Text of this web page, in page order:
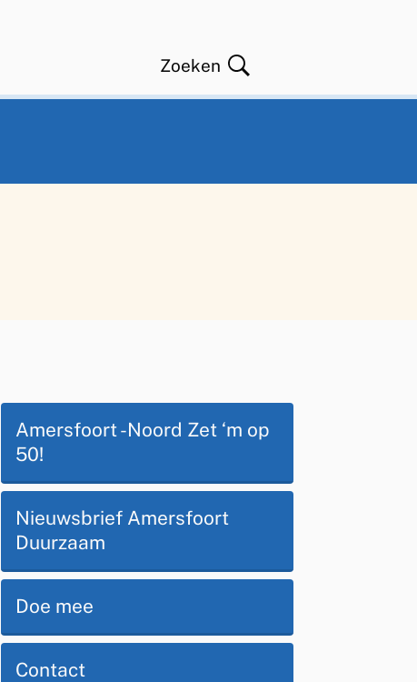
op
Open
Zoeken
Op
deze
pagina
Amersfoort -Noord Zet ‘m op
50!
Nieuwsbrief Amersfoort
Duurzaam
Doe mee
Contact